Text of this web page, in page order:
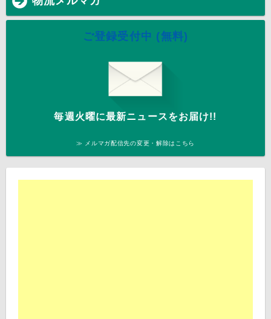
ご登録受付中 (無料)
毎週火曜に最新ニュースをお届け!!
≫ メルマガ配信先の変更・解除はこちら